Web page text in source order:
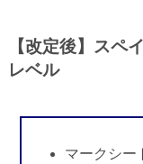
【改定後】スペ
レベル
マークシー